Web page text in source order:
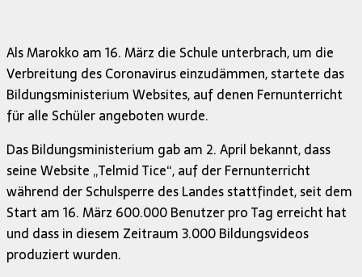
Als Marokko am 16. März die Schule unterbrach, um die
Verbreitung des Coronavirus einzudämmen, startete das
Bildungsministerium Websites, auf denen Fernunterricht
für alle Schüler angeboten wurde.
Das Bildungsministerium gab am 2. April bekannt, dass
seine Website „Telmid Tice“, auf der Fernunterricht
während der Schulsperre des Landes stattfindet, seit dem
Start am 16. März 600.000 Benutzer pro Tag erreicht hat
und dass in diesem Zeitraum 3.000 Bildungsvideos
produziert wurden.